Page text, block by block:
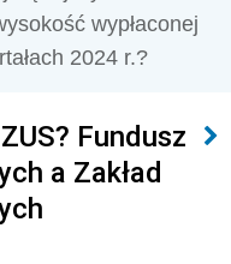
wypłaconej
2024 r.?
Fundusz
a Zakład